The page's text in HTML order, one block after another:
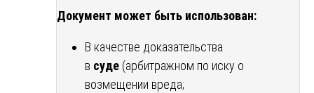
Документ может быть использован:
В качестве доказательства
в суде (арбитражном по иску о
возмещении вреда;